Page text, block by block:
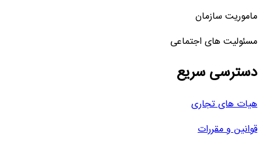
ماموریت سازمان
مسئولیت های اجتماعی
دسترسی سریع
هیات های تجاری
قوانین و مقررات